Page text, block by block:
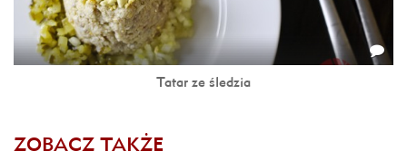
Tatar ze śledzia
ZOBACZ TAKŻE